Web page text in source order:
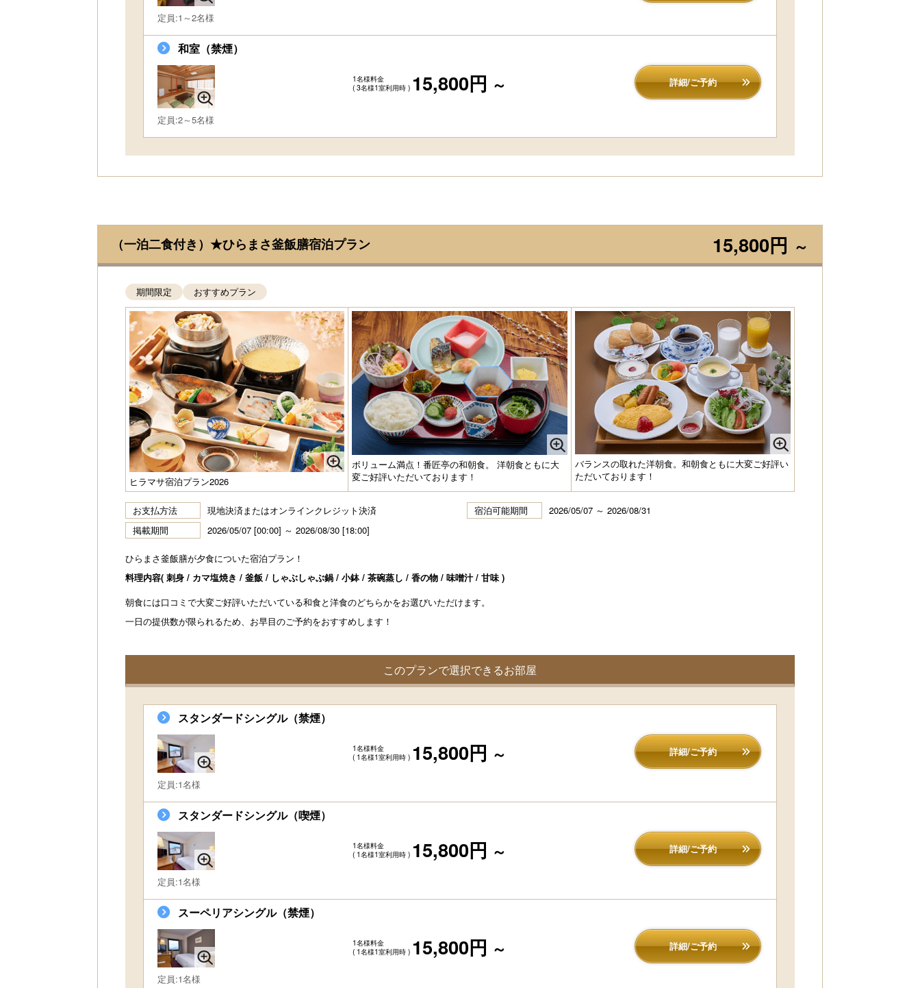
定員:1～2名様
和室（禁煙）
1名様料金
( 3名様1室利用時 ) 15,800円 ～ 詳細/ご予約
定員:2～5名様
（一泊二食付き）★ひらまさ釜飯膳宿泊プラン 15,800円 ～
期間限定 おすすめプラン
ヒラマサ宿泊プラン2026
ボリューム満点！番匠亭の和朝食。 洋朝食ともに大
変ご好評いただいております！
バランスの取れた洋朝食。和朝食ともに大変ご好評い
ただいております！
お支払方法 現地決済またはオンラインクレジット決済 宿泊可能期間
2026/05/07 ～ 2026/08/31
掲載期間
2026/05/07 [00:00] ～ 2026/08/30 [18:00]
ひらまさ釜飯膳が夕食についた宿泊プラン！
料理内容( 刺身 / カマ塩焼き / 釜飯 / しゃぶしゃぶ鍋 / 小鉢 / 茶碗蒸し / 香の物 / 味噌汁 / 甘味 )
朝食には口コミで大変ご好評いただいている和食と洋食のどちらかをお選びいただけます。
一日の提供数が限られるため、お早目のご予約をおすすめします！
このプランで選択できるお部屋
スタンダードシングル（禁煙）
1名様料金
( 1名様1室利用時 ) 15,800円 ～ 詳細/ご予約
定員:1名様
スタンダードシングル（喫煙）
1名様料金
( 1名様1室利用時 ) 15,800円 ～ 詳細/ご予約
定員:1名様
スーペリアシングル（禁煙）
1名様料金
( 1名様1室利用時 ) 15,800円 ～ 詳細/ご予約
定員:1名様